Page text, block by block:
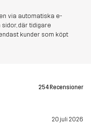
via automatiska e-
där tidigare
kunder som köpt
254 Recensioner
20 juli 2026